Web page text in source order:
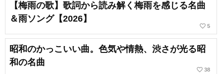
【梅雨の歌】歌詞から読み解く梅雨を感じる名曲
＆雨ソング【2026】
favorite_border 5
昭和のかっこいい曲。色気や情熱、渋さが光る昭
和の名曲
favorite_border 38